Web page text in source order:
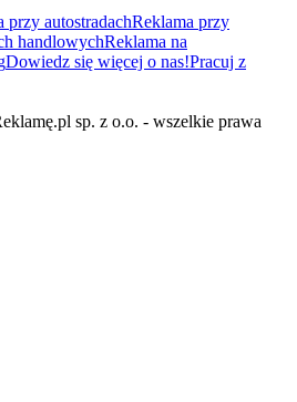
przy autostradachReklama przy
handlowychReklama na
Dowiedz się więcej o nas!Pracuj z
sp. z o.o. - wszelkie prawa